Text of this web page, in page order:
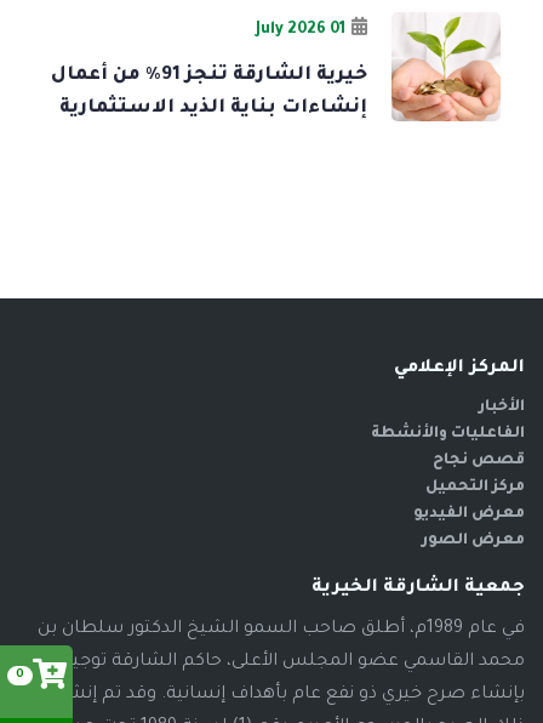
0
01 July 2026
خيرية الشارقة تنجز 91% من أعمال
إنشاءات بناية الذيد الاستثمارية
المركز الإعلامي
الأخبار
الفاعليات والأنشطة
قصص نجاح
مركز التحميل
معرض الفيديو
معرض الصور
جمعية الشارقة الخيرية
في عام 1989م، أطلق صاحب السمو الشيخ الدكتور سلطان بن
محمد القاسمي عضو المجلس الأعلى، حاكم الشارقة توجيهاته
بإنشاء صرح خيري ذو نفع عام بأهداف إنسانية. وقد تم إنشاء